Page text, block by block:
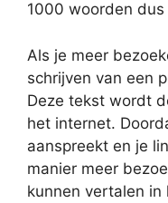
1000 woorden
Als je meer
schrijven van een
Deze tekst wordt
het internet.
aanspreekt en je
manier meer
kunnen vertalen